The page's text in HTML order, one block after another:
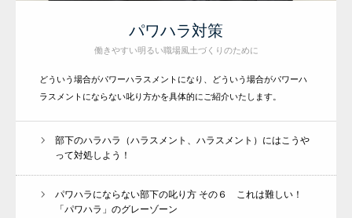
パワハラ対策
働きやすい明るい職場風土づくりのために
どういう場合がパワーハラスメントになり、どういう場合がパワーハ
ラスメントにならない叱り方かを具体的にご紹介いたします。
部下のハラハラ（ハラスメント、ハラスメント）にはこうや
って対処しよう！
パワハラにならない部下の叱り方 その６ これは難しい！
「パワハラ」のグレーゾーン